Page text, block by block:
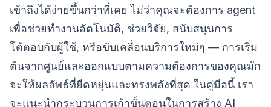
เข้าถึงได้ง่ายขึ้นกว่าที่เคย ไม่ว่าคุณจะต้องการ agent
เพื่อช่วยทำงานอัตโนมัติ, ช่วยวิจัย, สนับสนุนการ
โต้ตอบกับผู้ใช้, หรือขับเคลื่อนบริการใหม่ๆ — การเริ่ม
ต้นจากศูนย์และออกแบบตามความต้องการของคุณมัก
จะให้ผลลัพธ์ที่ยืดหยุ่นและทรงพลังที่สุด ในคู่มือนี้ เรา
จะแนะนำกระบวนการเก้าขั้นตอนในการสร้าง AI